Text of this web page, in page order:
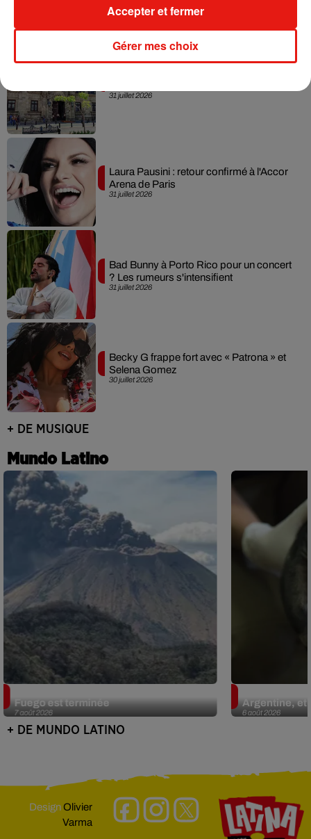
5 août 2026
31 juillet 2026
31 juillet 2026
Laura Pausini : retour confirmé à l'Accor
Arena de Paris
31 juillet 2026
Bad Bunny à Porto Rico pour un concert
? Les rumeurs s'intensifient
30 juillet 2026
Becky G frappe fort avec « Patrona » et
Selena Gomez
+ DE MUSIQUE
Mundo Latino
7 août 2026
Fuego est terminée
6 août 2026
Argentine, et
+ DE MUNDO LATINO
DesignOlivier
Varma
Gérer mes choix
Accepter et fermer